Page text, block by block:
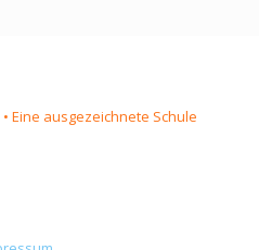
Eine ausgezeichnete Schule